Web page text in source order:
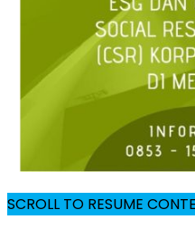
SCROLL TO RESUME